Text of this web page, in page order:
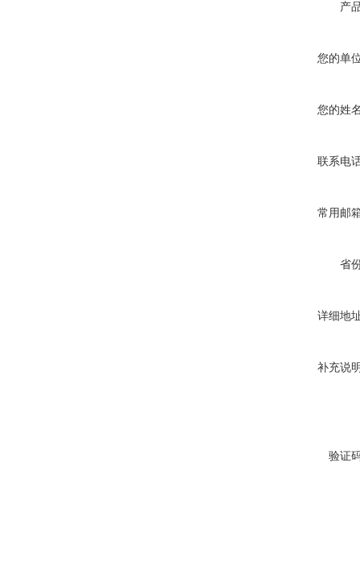
产
您的单
您的姓
联系电
常用邮
省
详细地
补充说
验证